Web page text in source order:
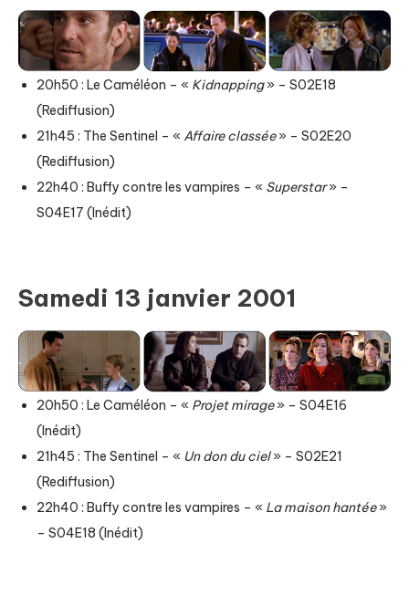
20h50 : Le Caméléon – « Kidnapping» – S02E18
(Rediffusion)
21h45 : The Sentinel – « Affaire classée» – S02E20
(Rediffusion)
22h40 : Buffy contre les vampires – « Superstar» –
S04E17 (Inédit)
Samedi 13 janvier 2001
20h50 : Le Caméléon – « Projet mirage» – S04E16
(Inédit)
21h45 : The Sentinel – « Un don du ciel» – S02E21
(Rediffusion)
22h40 : Buffy contre les vampires – « La maison hantée»
– S04E18 (Inédit)